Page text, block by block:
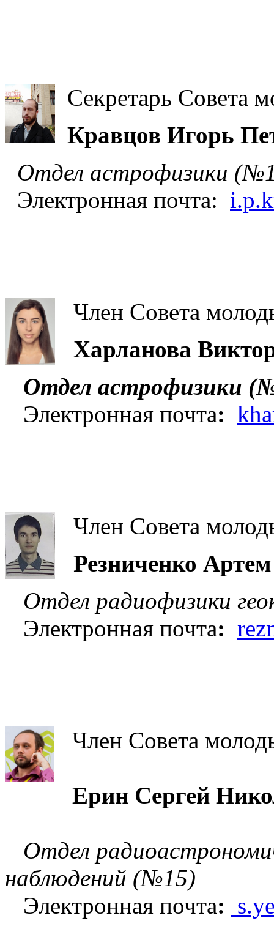
Секретарь
Кравцов Игорь
Отдел астрофизики
Электронная почта:
Член Совета
Харланова
Отдел астрофизики
Электронная почта:
Член Совета
Резниченко
Отдел радиофизики
Электронная почта:
Член Совета
Ерин Сергей
Отдел
наблюдений (№15)
Электронная почта: